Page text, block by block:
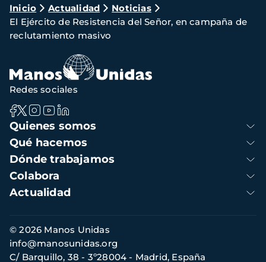
Ruta
de
navegación
Inicio Actualidad
Noticias
El Ejército de Resistencia del Señor, en campaña de
reclutamiento masivo
Navegación
principal
Quienes somos
Qué hacemos
Dónde trabajamos
Colabora
Actualidad
Redes sociales
Información
de
contacto
© 2026 Manos Unidas
C/ Barquillo, 38 - 3º28004 - Madrid, España
info@manosunidas.org